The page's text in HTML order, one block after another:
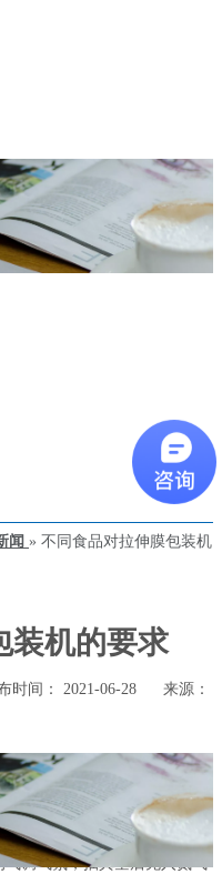
闻 » 不同食品对拉伸膜包装机
装机的要求
间： 2021-06-28 来源：
机的要求
气调包装技术时，要根据产品
调气氛，抽真空后充入氮气